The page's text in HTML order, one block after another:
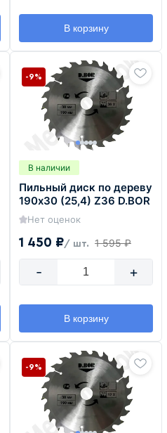
В корзину
В наличии
Пильный диск по дереву
190х30 (25,4) Z36 D.BOR
Нет оценок
1 450 ₽/ шт. 1 595 ₽
-9%
- +
В корзину
-9%